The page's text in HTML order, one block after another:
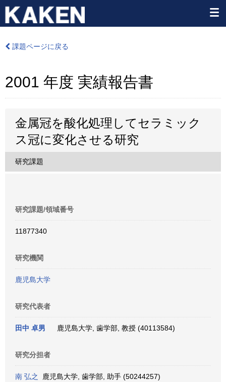
課題ページに戻る
2001 年度 実績報告書
金属冠を酸化処理してセラミック
ス冠に変化させる研究
研究課題
研究課題/領域番号
11877340
研究機関
鹿児島大学
研究代表者
田中 卓男 鹿児島大学, 歯学部, 教授 (40113584)
研究分担者
南 弘之
鹿児島大学, 歯学部, 助手 (50244257)